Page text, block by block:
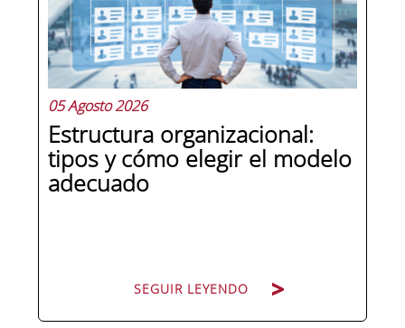
responsabilidad penal a las personas
jurídicas, las empresas de cualquier...
05 Agosto 2026
Estructura organizacional:
tipos y cómo elegir el modelo
adecuado
SEGUIR LEYENDO